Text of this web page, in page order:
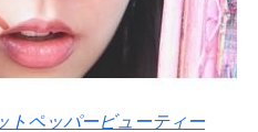
トペッパービューティー